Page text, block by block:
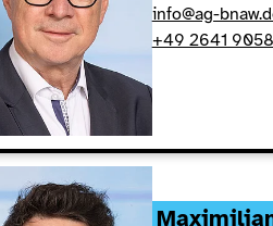
info@ag-
+49 2641